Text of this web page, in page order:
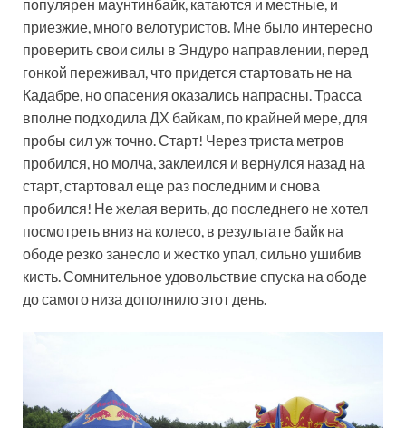
популярен маунтинбайк, катаются и местные, и
приезжие, много велотуристов. Мне было интересно
проверить свои силы в Эндуро направлении, перед
гонкой переживал, что придется стартовать не на
Кадабре, но опасения оказались напрасны. Трасса
вполне подходила ДХ байкам, по крайней мере, для
пробы сил уж точно. Старт! Через триста метров
пробился, но молча, заклеился и вернулся назад на
старт, стартовал еще раз последним и снова
пробился! Не желая верить, до последнего не хотел
посмотреть вниз на колесо, в результате байк на
ободе резко занесло и жестко упал, сильно ушибив
кисть. Сомнительное удовольствие спуска на ободе
до самого низа дополнило этот день.